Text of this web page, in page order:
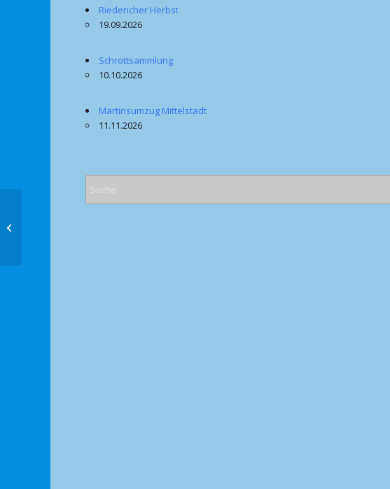
Riedericher Herbst
19.09.2026
Schrottsammlung
10.10.2026
Martinsumzug Mittelstadt
11.11.2026